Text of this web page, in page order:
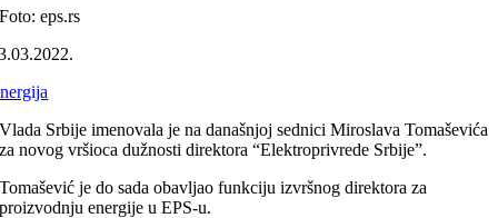
Foto: eps.rs
Vlada Srbije imenovala je na današnjoj sednici Miroslava Tomaševića
za novog vršioca dužnosti direktora “Elektroprivrede Srbije”.
Tomašević je do sada obavljao funkciju izvršnog direktora za
proizvodnju energije u EPS-u.